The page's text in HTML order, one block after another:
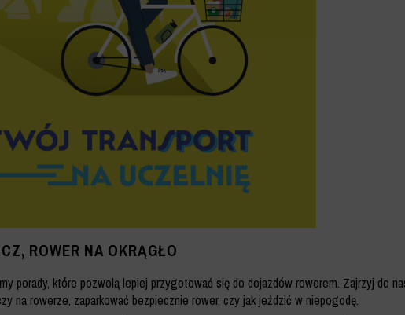
ROWER NA OKRĄGŁO
porady, które pozwolą lepiej przygotować się do dojazdów rowerem. Zajrzyj do
na rowerze, zaparkować bezpiecznie rower, czy jak jeździć w niepogodę.